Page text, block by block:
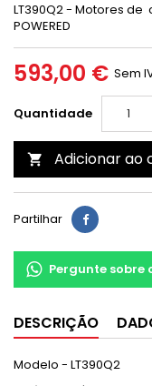
LT390Q2 - Motores
POWERED
593,00 € Sem
Quantidade
 Adicionar ao
Partilhar
Pergunte sobre
DESCRIÇÃO
Modelo - LT390Q2